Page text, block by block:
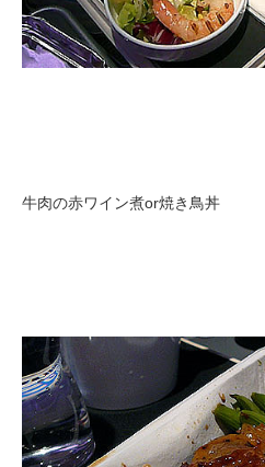
牛肉の赤ワイン煮or焼き鳥丼